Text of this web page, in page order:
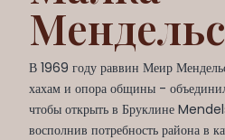
В 1969 году раввин Меир
хахам и опора общины -
чтобы открыть в Бруклине
восполнив потребность района в